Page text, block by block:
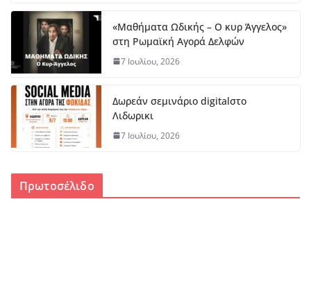
«Μαθήματα Ωδικής – Ο κυρ Άγγελος»
στη Ρωμαϊκή Αγορά Δελφών
7 Ιουλίου, 2026
Δωρεάν σεμινάριο digitalστο
Λιδωρικι
7 Ιουλίου, 2026
Πρωτοσέλιδο